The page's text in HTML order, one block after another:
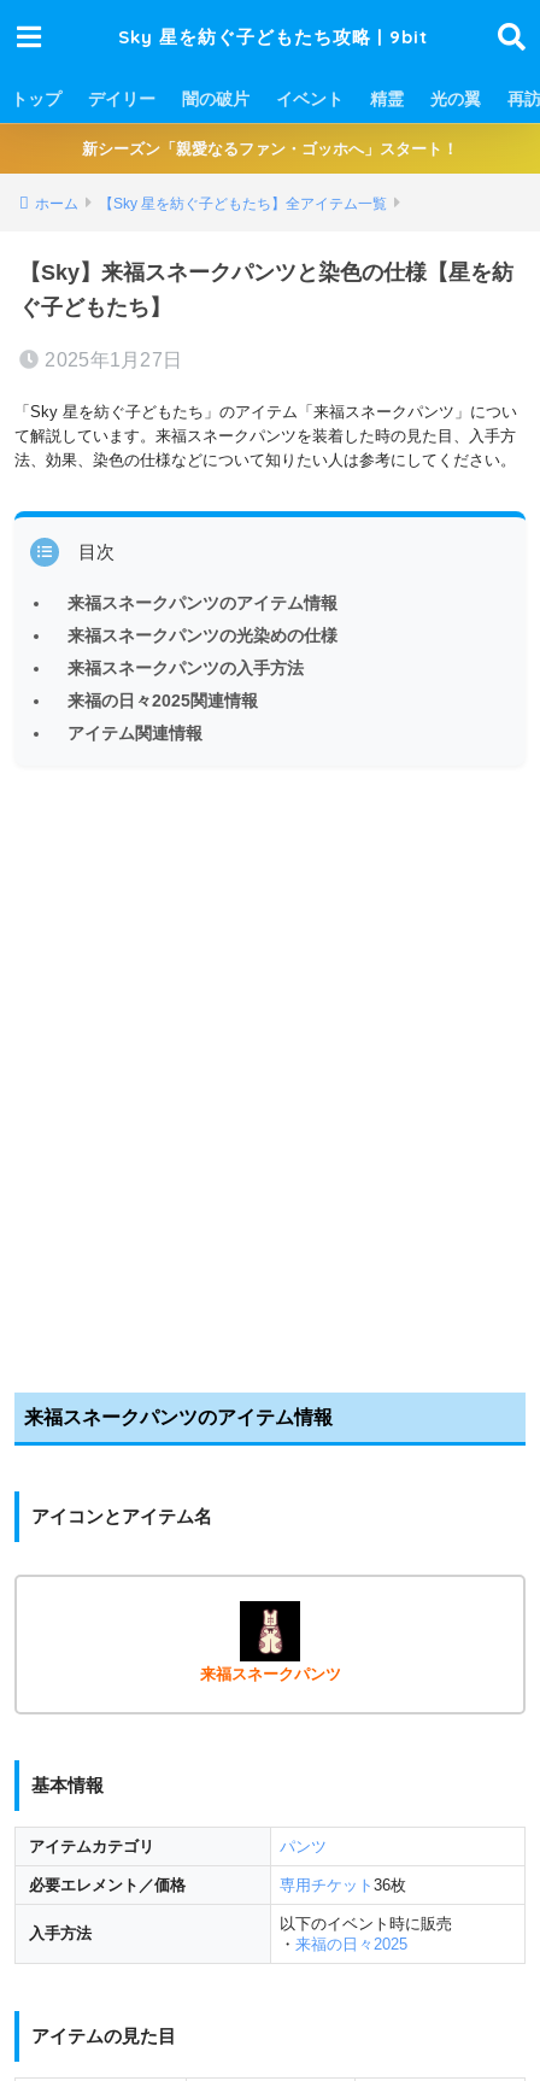
Sky 星を紡ぐ子どもたち攻略 | 9bit
トップ デイリー 闇の破片 イベント 精霊 光の翼 再訪
新シーズン「親愛なるファン・ゴッホへ」スタート！
ホーム 【Sky 星を紡ぐ子どもたち】全アイテム一覧
【Sky】来福スネークパンツと染色の仕様【星を紡
ぐ子どもたち】
2025年1月27日
「Sky 星を紡ぐ子どもたち」のアイテム「来福スネークパンツ」につい
て解説しています。来福スネークパンツを装着した時の見た目、入手方
法、効果、染色の仕様などについて知りたい人は参考にしてください。
目次
来福スネークパンツのアイテム情報
来福スネークパンツの光染めの仕様
来福スネークパンツの入手方法
来福の日々2025関連情報
アイテム関連情報
来福スネークパンツのアイテム情報
アイコンとアイテム名
来福スネークパンツ
基本情報
アイテムカテゴリ パンツ
必要エレメント／価格 専用チケット 36枚
入手方法
以下のイベント時に販売
・ 来福の日々2025
アイテムの見た目